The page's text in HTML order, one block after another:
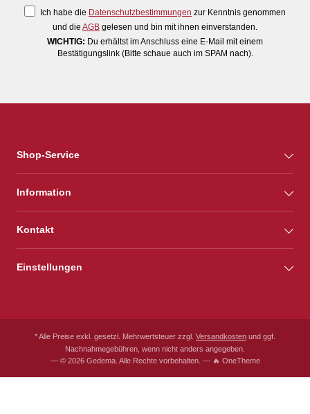
Ich habe die Datenschutzbestimmungen zur Kenntnis genommen
und die AGB gelesen und bin mit ihnen einverstanden.
WICHTIG: Du erhältst im Anschluss eine E-Mail mit einem
Bestätigungslink (Bitte schaue auch im SPAM nach).
Shop-Service
Information
Kontakt
Einstellungen
* Alle Preise exkl. gesetzl. Mehrwertsteuer zzgl. Versandkosten und ggf.
Nachnahmegebühren, wenn nicht anders angegeben.
— © 2026 Gedema. Alle Rechte vorbehalten. — 🔥 OneTheme